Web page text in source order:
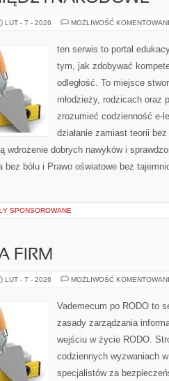
LUT - 7 - 2026 MOŻLIWOŚĆ
ten serwis to portal
tym, jak zdobywać
odległość. To miejsce
młodzieży, rodzicach oraz
zrozumieć codzienność e-
działanie zamiast teorii
wdrożenie dobrych nawyków i
bez bólu i Prawo oświatowe bez
SPONSOROWANE
FIRM
LUT - 7 - 2026 MOŻLIWOŚĆ
Vademecum po RODO to
zasady zarządzania
wejściu w życie RODO.
codziennych wyzwaniach
specjalistów za